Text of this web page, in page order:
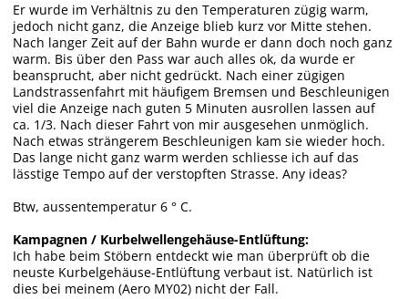
Er wurde im Verhältnis zu den Temperaturen zügig warm,
jedoch nicht ganz, die Anzeige blieb kurz vor Mitte stehen.
Nach langer Zeit auf der Bahn wurde er dann doch noch ganz
warm. Bis über den Pass war auch alles ok, da wurde er
beansprucht, aber nicht gedrückt. Nach einer zügigen
Landstrassenfahrt mit häufigem Bremsen und Beschleunigen
viel die Anzeige nach guten 5 Minuten ausrollen lassen auf
ca. 1/3. Nach dieser Fahrt von mir ausgesehen unmöglich.
Nach etwas strängerem Beschleunigen kam sie wieder hoch.
Das lange nicht ganz warm werden schliesse ich auf das
lässtige Tempo auf der verstopften Strasse. Any ideas?
Btw, aussentemperatur 6 ° C.
Kampagnen / Kurbelwellengehäuse-Entlüftung:
Ich habe beim Stöbern entdeckt wie man überprüft ob die
neuste Kurbelgehäuse-Entlüftung verbaut ist. Natürlich ist
dies bei meinem (Aero MY02) nicht der Fall.